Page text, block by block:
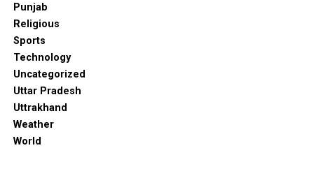
Punjab
Religious
Sports
Technology
Uncategorized
Uttar Pradesh
Uttrakhand
Weather
World